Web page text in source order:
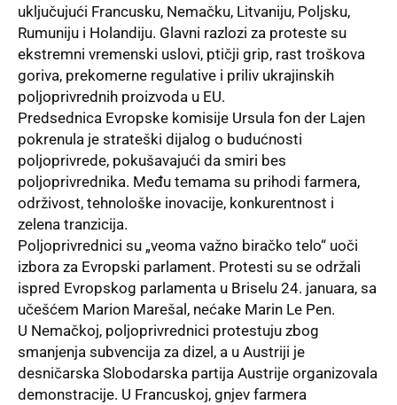
uključujući Francusku, Nemačku, Litvaniju, Poljsku,
Rumuniju i Holandiju. Glavni razlozi za proteste su
ekstremni vremenski uslovi, ptičji grip, rast troškova
goriva, prekomerne regulative i priliv ukrajinskih
poljoprivrednih proizvoda u EU.
Predsednica Evropske komisije Ursula fon der Lajen
pokrenula je strateški dijalog o budućnosti
poljoprivrede, pokušavajući da smiri bes
poljoprivrednika. Među temama su prihodi farmera,
održivost, tehnološke inovacije, konkurentnost i
zelena tranzicija.
Poljoprivrednici su „veoma važno biračko telo“ uoči
izbora za Evropski parlament. Protesti su se održali
ispred Evropskog parlamenta u Briselu 24. januara, sa
učešćem Marion Marešal, nećake Marin Le Pen.
U Nemačkoj, poljoprivrednici protestuju zbog
smanjenja subvencija za dizel, a u Austriji je
desničarska Slobodarska partija Austrije organizovala
demonstracije. U Francuskoj, gnjev farmera